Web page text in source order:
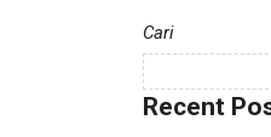
Cari
Recent